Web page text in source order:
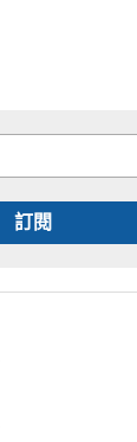
訂閱